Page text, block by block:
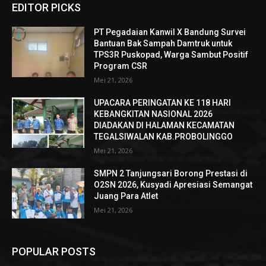
EDITOR PICKS
PT Pegadaian Kanwil X Bandung Survei
Bantuan Bak Sampah Damtruk untuk
TPS3R Puskopad, Warga Sambut Positif
Program CSR
Mei 21, 2026
UPACARA PERINGATAN KE 118 HARI
KEBANGKITAN NASIONAL 2026
DIADAKAN DI HALAMAN KECAMATAN
TEGALSIWALAN KAB.PROBOLINGGO
Mei 21, 2026
SMPN 2 Tanjungsari Borong Prestasi di
O2SN 2026, Kusyadi Apresiasi Semangat
Juang Para Atlet
Mei 21, 2026
POPULAR POSTS